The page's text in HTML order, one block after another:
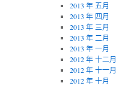
2013 年 五月
2013 年 四月
2013 年 三月
2013 年 二月
2013 年 一月
2012 年 十二月
2012 年 十一月
2012 年 十月